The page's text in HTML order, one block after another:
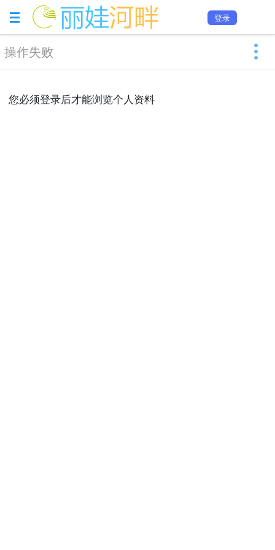
登录
操作失败
您必须登录后才能浏览个人资料